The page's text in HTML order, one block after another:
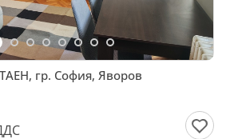
гр. София, Яворов